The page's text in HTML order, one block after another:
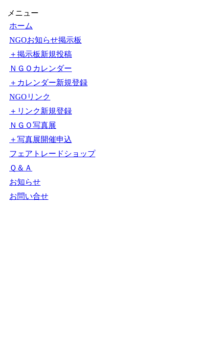
メニュー
ホーム
NGOお知らせ掲示板
＋掲示板新規投稿
ＮＧＯカレンダー
＋カレンダー新規登録
NGOリンク
＋リンク新規登録
ＮＧＯ写真展
＋写真展開催申込
フェアトレードショップ
Ｑ＆Ａ
お知らせ
お問い合せ